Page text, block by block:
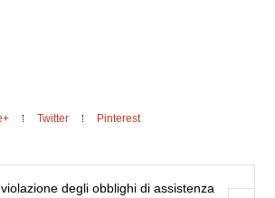
Twitter Pinterest
degli obblighi di assistenza